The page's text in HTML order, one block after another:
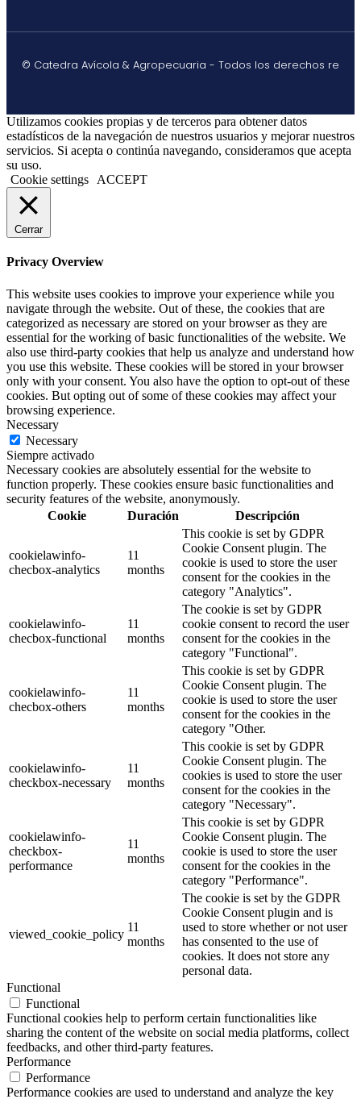
© Catedra Avícola & Agropecuaria - Todos los derechos re
Utilizamos cookies propias y de terceros para obtener datos
estadísticos de la navegación de nuestros usuarios y mejorar nuestros
servicios. Si acepta o continúa navegando, consideramos que acepta
su uso.
Cookie settings
ACCEPT
Cerrar
Privacy Overview
This website uses cookies to improve your experience while you
navigate through the website. Out of these, the cookies that are
categorized as necessary are stored on your browser as they are
essential for the working of basic functionalities of the website. We
also use third-party cookies that help us analyze and understand how
you use this website. These cookies will be stored in your browser
only with your consent. You also have the option to opt-out of these
cookies. But opting out of some of these cookies may affect your
browsing experience.
Necessary
Necessary
Siempre activado
Necessary cookies are absolutely essential for the website to
function properly. These cookies ensure basic functionalities and
security features of the website, anonymously.
Cookie
Duración Descripción
cookielawinfo-
checbox-analytics
11
months
This cookie is set by GDPR
Cookie Consent plugin. The
cookie is used to store the user
consent for the cookies in the
category "Analytics".
cookielawinfo-
checbox-functional
11
months
The cookie is set by GDPR
cookie consent to record the user
consent for the cookies in the
category "Functional".
cookielawinfo-
checbox-others
11
months
This cookie is set by GDPR
Cookie Consent plugin. The
cookie is used to store the user
consent for the cookies in the
category "Other.
cookielawinfo-
checkbox-necessary
11
months
This cookie is set by GDPR
Cookie Consent plugin. The
cookies is used to store the user
consent for the cookies in the
category "Necessary".
cookielawinfo-
checkbox-
performance
11
months
This cookie is set by GDPR
Cookie Consent plugin. The
cookie is used to store the user
consent for the cookies in the
category "Performance".
viewed_cookie_policy
11
months
The cookie is set by the GDPR
Cookie Consent plugin and is
used to store whether or not user
has consented to the use of
cookies. It does not store any
personal data.
Functional
Functional
Functional cookies help to perform certain functionalities like
sharing the content of the website on social media platforms, collect
feedbacks, and other third-party features.
Performance
Performance
Performance cookies are used to understand and analyze the key